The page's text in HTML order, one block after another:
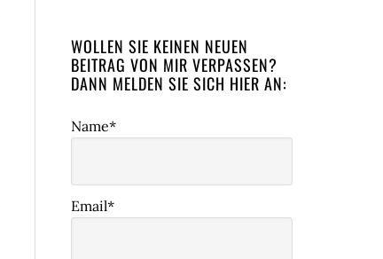
WOLLEN SIE KEINEN NEUEN
BEITRAG VON MIR VERPASSEN?
DANN MELDEN SIE SICH HIER AN:
Name*
Email*